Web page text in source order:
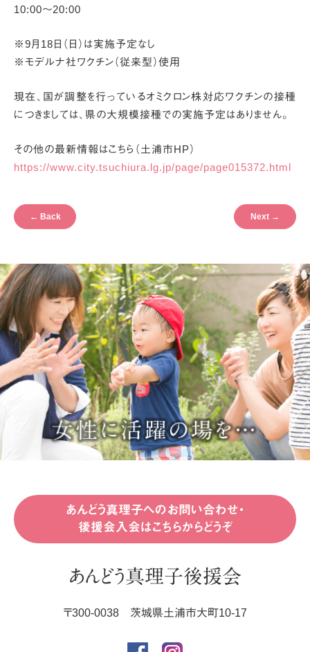
10:00～20:00
※9月18日（日）は実施予定なし
※モデルナ社ワクチン（従来型）使用
現在、国が調整を行っているオミクロン株対応ワクチンの接種
につきましては、 県の大規模接種での実施予定はありません。
その他の最新情報はこちら（土浦市HP）
https://www.city.tsuchiura.lg.jp/page/page015372.html
← Back Next →
あんどう真理子へのお問い合わせ・
後援会入会はこちらからどうぞ
あんどう真理子後援会
〒300-0038 茨城県土浦市大町10-17